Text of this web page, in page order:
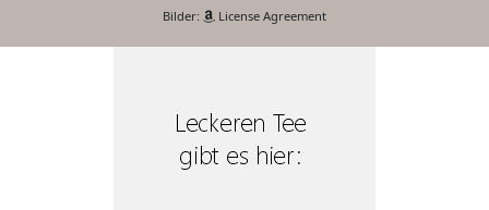
Bilder: License Agreement